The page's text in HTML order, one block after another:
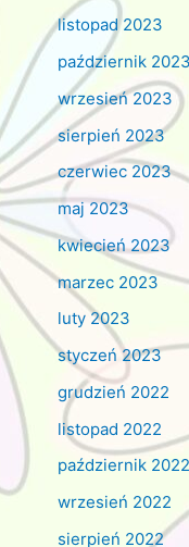
listopad 2023
październik 2023
wrzesień 2023
sierpień 2023
czerwiec 2023
maj 2023
kwiecień 2023
marzec 2023
luty 2023
styczeń 2023
grudzień 2022
listopad 2022
październik 2022
wrzesień 2022
sierpień 2022